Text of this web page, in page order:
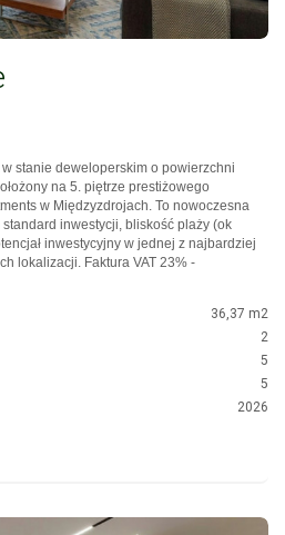
stanie deweloperskim o powierzchni
na 5. piętrze prestiżowego
w Międzyzdrojach. To nowoczesna
inwestycji, bliskość plaży (ok
inwestycyjny w jednej z najbardziej
lokalizacji. Faktura VAT 23% -
36,37 m2
2
5
5
2026